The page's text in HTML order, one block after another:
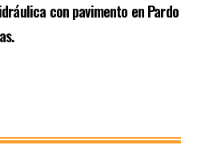
con pavimento en Pardo